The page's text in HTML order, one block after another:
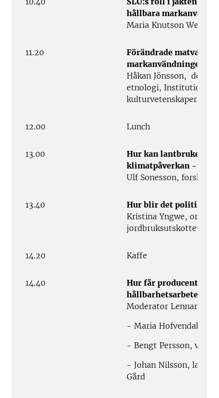
hållbara
Maria Knutson Wedel,
11.20
Förändrade matvanor
markanvändningen?
Håkan Jönsson,
etnologi, Institutionen
kulturvetenskaper,
12.00 Lunch
13.00
Hur kan lantbruket
klimatpåverkan - och
Ulf Sonesson,
13.40
Hur blir det politik av
Kristina Yngwe,
jordbruksutskottet
14.20 Kaffe
14.40
Hur får
hållbarhetsarbete?
Moderator Lennart
- Maria Hofvendahl,
- Bengt Persson, vd
- Johan Nilsson,
Gård